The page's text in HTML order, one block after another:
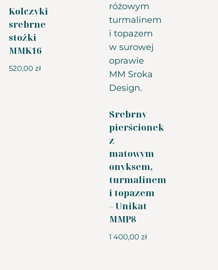
Kolczyki
srebrne
stożki
MMK16
520,00 zł
Srebrny
pierścionek
z
matowym
onyksem,
turmalinem
i topazem
– Unikat
MMP8
1 400,00 zł